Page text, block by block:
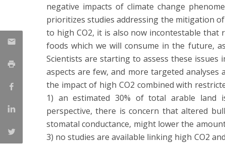
negative impacts of climate change
prioritizes studies addressing the mitigation
to high CO2, it is also now incontestable
foods which we will consume in the future,
Scientists are starting to assess these
aspects are few, and more targeted
the impact of high CO2 combined with
1) an estimated 30% of total arable land
perspective, there is concern that altered
stomatal conductance, might lower the
3) no studies are available linking high CO2